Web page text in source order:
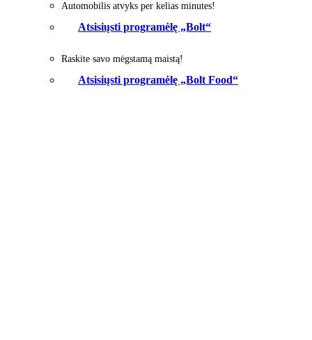
Automobilis atvyks per kelias minutes!
Atsisiųsti programėlę „Bolt“
Raskite savo mėgstamą maistą!
Atsisiųsti programėlę „Bolt Food“